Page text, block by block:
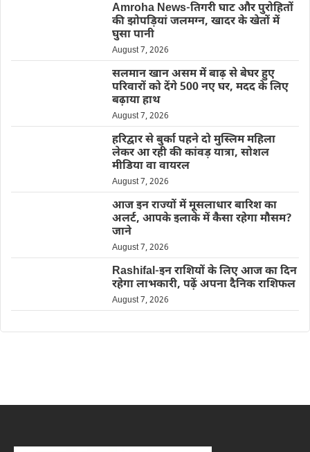
Amroha News-तिगरी घाट और पुरोहितों
की झोपड़ियां जलमग्न, खादर के खेतों में
घुसा पानी
August 7, 2026
सलमान खान असम में बाढ़ से बेघर हुए
परिवारों को देंगे 500 नए घर, मदद के लिए
बढ़ाया हाथ
August 7, 2026
हरिद्वार से बुर्का पहने दो मुस्लिम महिला
लेकर आ रही की कांवड़ यात्रा, सोशल
मीडिया वा वायरल
August 7, 2026
आज इन राज्यों में मूसलाधार बारिश का
अलर्ट, आपके इलाके में कैसा रहेगा मौसम?
जाने
August 7, 2026
Rashifal-इन राशियों के लिए आज का दिन
रहेगा लाभकारी, पढ़ें अपना दैनिक राशिफल
August 7, 2026